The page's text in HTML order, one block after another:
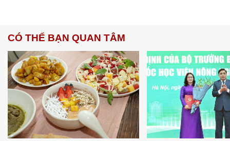
CÓ THỂ BẠN QUAN TÂM